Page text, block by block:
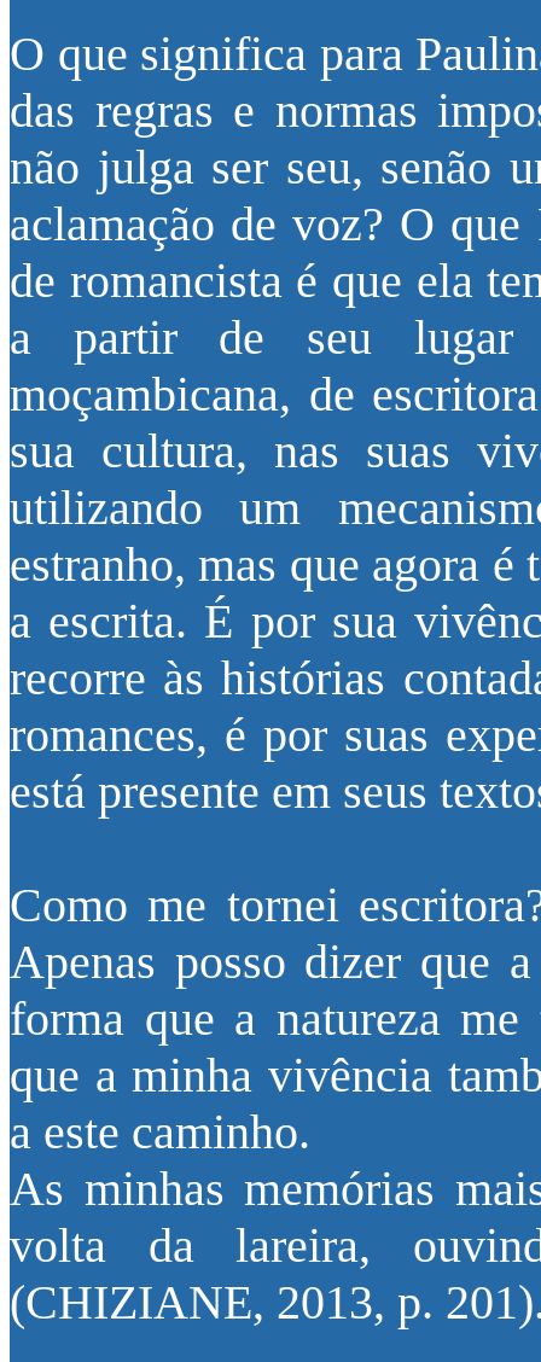
O que significa para
das regras e normas
não julga ser seu, senão
aclamação de voz? O
de romancista é que ela
a partir de seu lugar
moçambicana, de
sua cultura, nas suas
utilizando um
estranho, mas que agora
a escrita. É por sua
recorre às histórias
romances, é por suas
está presente em seus
Como me tornei
Apenas posso dizer que
forma que a natureza
que a minha vivência
a este caminho.
As minhas memórias
volta da lareira,
(CHIZIANE, 2013, p.